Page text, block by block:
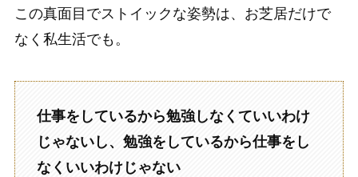
この真面目でストイックな姿勢は、お芝居だけで
なく私生活でも。
仕事をしているから勉強しなくていいわけ
じゃないし、勉強をしているから仕事をし
なくいいわけじゃない